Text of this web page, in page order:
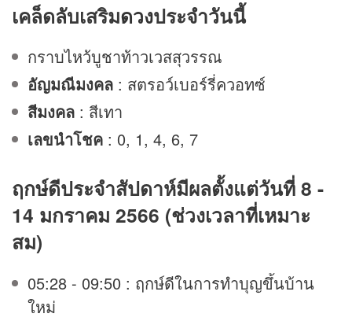
เคล็ดลับเสริมดวงประจำวันนี้
กราบไหว้บูชาท้าวเวสสุวรรณ
อัญมณีมงคล : สตรอว์เบอร์รี่ควอทซ์
สีมงคล : สีเทา
เลขนำโชค : 0, 1, 4, 6, 7
ฤกษ์ดีประจำสัปดาห์มีผลตั้งแต่วันที่ 8 -
14 มกราคม 2566 (ช่วงเวลาที่เหมาะ
สม)
05:28 - 09:50 : ฤกษ์ดีในการทำบุญขึ้นบ้าน
ใหม่